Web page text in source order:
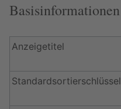
Basisinformationen
Anzeigetitel
Standardsortierschlüssel